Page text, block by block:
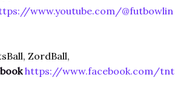
www.youtube.com/@futbowlin
ZordBall,
https://www.facebook.com/tnt